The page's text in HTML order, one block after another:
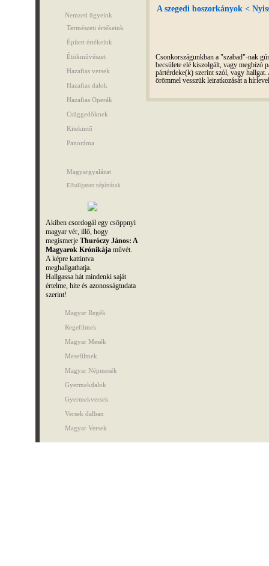
Nemzeti ügyeink
Természeti értékeink
Épített értékeink
Étökművészet
Hazafias versek
Hazafias dalok
Hazafias Operák
Csüggedőknek
Kitekintő
Panoráma
Magyargyalázat
Elhallgatott népírtások
Akiben csordogál egy csöppnyi
magyar vér, illő, hogy
megismerje Thuróczy János: A
Magyarok Krónikájaművét.
A képre kattintva
meghallgathatja.
Hallgassa hát mindenki saját
értelme, hite és azonosságtudata
szerint!
Magyar Regék
Regefilmek
Magyar Mesék
Mesefilmek
Magyar Népmesék
Gyermekdalok
Gyermekversek
Versek dalban
Magyar Versek
A szegedi boszorkányok <
Csonkországunkban a "szabad"-nak
becsülete elé kiszolgált, vagy megbízó
pártérdeke(k) szerint szól, vagy
örömmel vesszük leiratkozását a